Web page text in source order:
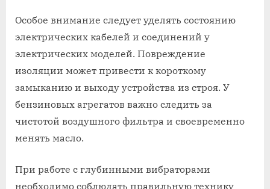
Особое внимание следует уделять состоянию
электрических кабелей и соединений у
электрических моделей. Повреждение
изоляции может привести к короткому
замыканию и выходу устройства из строя. У
бензиновых агрегатов важно следить за
чистотой воздушного фильтра и своевременно
менять масло.
При работе с глубинными вибраторами
необходимо соблюдать правильную технику